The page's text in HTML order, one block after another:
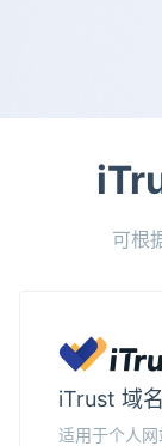
可根
iTrust 域
适用于个人